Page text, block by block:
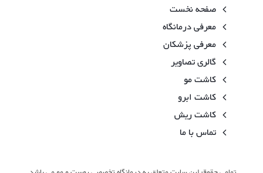
صفحه نخست
معرفی درمانگاه
معرفی پزشکان
گالری تصاویر
کاشت مو
کاشت ابرو
کاشت ریش
تماس با ما